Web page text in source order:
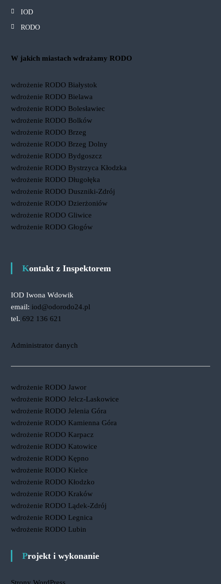
IOD
RODO
W jakich miastach wdrażamy RODO
wdrożenie RODO Białystok
wdrożenie RODO Bielawa
wdrożenie RODO Bolesławiec
wdrożenie RODO Bolków
wdrożenie RODO Brzeg
wdrożenie RODO Brzeg Dolny
wdrożenie RODO Bydgoszcz
wdrożenie RODO Bystrzyca Kłodzka
wdrożenie RODO Długołęka
wdrożenie RODO Duszniki-Zdrój
wdrożenie RODO Dzierżoniów
wdrożenie RODO Gliwice
wdrożenie RODO Głogów
Kontakt z Inspektorem
IOD Iwona Wdowik
email: iod@odorodo24.pl
tel. 692 136 621
Administrator danych
wdrożenie RODO Jawor
wdrożenie RODO Jelcz-Laskowice
wdrożenie RODO Jelenia Góra
wdrożenie RODO Kamienna Góra
wdrożenie RODO Karpacz
wdrożenie RODO Katowice
wdrożenie RODO Kępno
wdrożenie RODO Kielce
wdrożenie RODO Kłodzko
wdrożenie RODO Kraków
wdrożenie RODO Lądek-Zdrój
wdrożenie RODO Legnica
wdrożenie RODO Lubin
Projekt i wykonanie